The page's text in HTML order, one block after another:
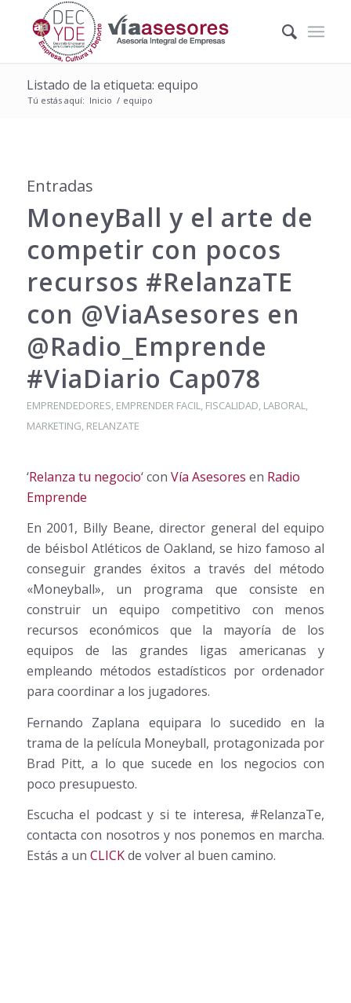
Listado de la etiqueta: equipo
Tú estás aquí: Inicio / equipo
Entradas
MoneyBall y el arte de
competir con pocos
recursos ‪#‎RelanzaTE‬
con @ViaAsesores en
@Radio_Emprende
#ViaDiario Cap078
EMPRENDEDORES, EMPRENDER FACIL, FISCALIDAD, LABORAL,
MARKETING, RELANZATE
‘Relanza tu negocio‘ con Vía Asesores en Radio
Emprende
En 2001, Billy Beane, director general del equipo
de béisbol Atléticos de Oakland, se hizo famoso al
conseguir grandes éxitos a través del método
«Moneyball», un programa que consiste en
construir un equipo competitivo con menos
recursos económicos que la mayoría de los
equipos de las grandes ligas americanas y
empleando métodos estadísticos por ordenador
para coordinar a los jugadores.
Fernando Zaplana equipara lo sucedido en la
trama de la película Moneyball, protagonizada por
Brad Pitt, a lo que sucede en los negocios con
poco presupuesto.
Escucha el podcast y si te interesa, #RelanzaTe,
contacta con nosotros y nos ponemos en marcha.
Estás a un CLICKde volver al buen camino.